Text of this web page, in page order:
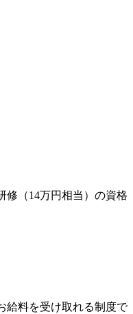
（14万円相当）の資格
給料を受け取れる制度で